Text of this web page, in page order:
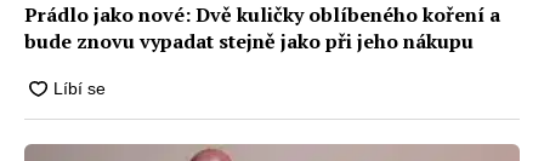
Prádlo jako nové: Dvě kuličky oblíbeného koření a
bude znovu vypadat stejně jako při jeho nákupu